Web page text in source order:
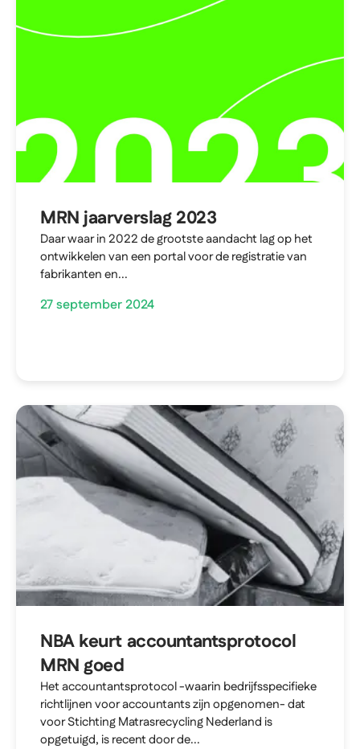
MRN jaarverslag 2023
Daar waar in 2022 de grootste aandacht lag op het
ontwikkelen van een portal voor de registratie van
fabrikanten en...
27 september 2024
NBA keurt accountantsprotocol
MRN goed
Het accountantsprotocol -waarin bedrijfsspecifieke
richtlijnen voor accountants zijn opgenomen- dat
voor Stichting Matrasrecycling Nederland is
opgetuigd, is recent door de...